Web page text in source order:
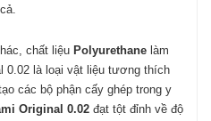
chất liệu Polyurethane làm
0.02 là loại vật liệu tương thích
các bộ phận cấy ghép trong y
Original 0.02 đạt tột đỉnh về độ